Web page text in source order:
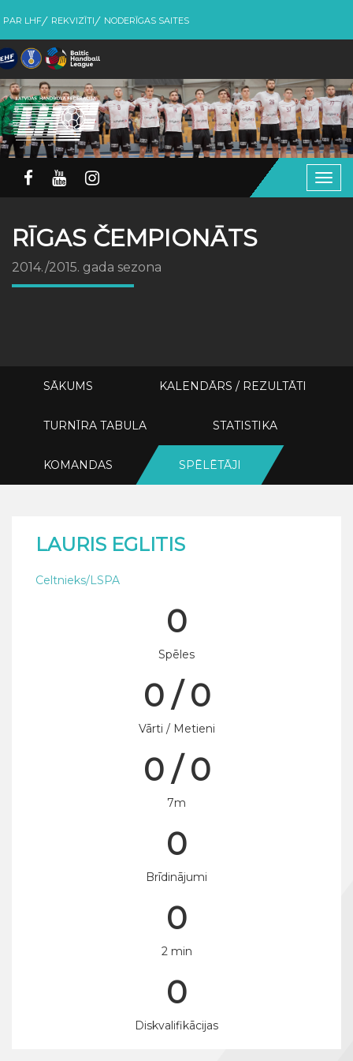
PAR LHF REKVIZĪTI NODERĪGAS SAITES
RĪGAS ČEMPIONĀTS
2014./2015. gada sezona
SĀKUMS KALENDĀRS / REZULTĀTI
TURNĪRA TABULA STATISTIKA
KOMANDAS SPĒLĒTĀJI
LAURIS EGLITIS
Celtnieks/LSPA
0
Spēles
0 / 0
Vārti / Metieni
0 / 0
7m
0
Brīdinājumi
0
2 min
0
Diskvalifikācijas